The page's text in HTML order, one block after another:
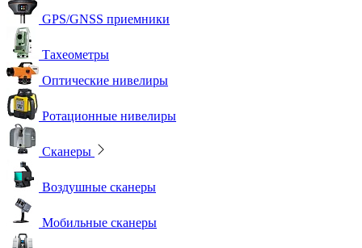
GPS/GNSS приемники
Тахеометры
Оптические нивелиры
Ротационные нивелиры
Сканеры
Воздушные сканеры
Мобильные сканеры